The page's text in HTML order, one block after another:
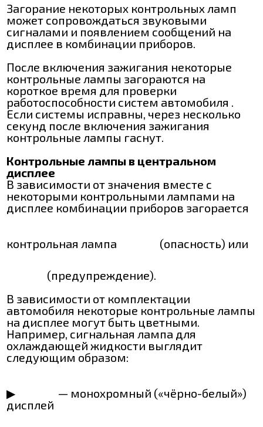
Загорание некоторых контрольных ламп
может сопровождаться звуковыми
сигналами и появлением сообщений на
дисплее в комбинации приборов.
После включения зажигания некоторые
контрольные лампы загораются на
короткое время для проверки
работоспособности систем автомобиля .
Если системы исправны, через несколько
секунд после включения зажигания
контрольные лампы гаснут.
Контрольные лампы в центральном
дисплее
В зависимости от значения вместе с
некоторыми контрольными лампами на
дисплее комбинации приборов загорается
контрольная лампа (опасность) или
(предупреждение).
В зависимости от комплектации
автомобиля некоторые контрольные лампы
на дисплее могут быть цветными.
Например, сигнальная лампа для
охлаждающей жидкости выглядит
следующим образом:
▶
— монохромный («чёрно-белый»)
дисплей